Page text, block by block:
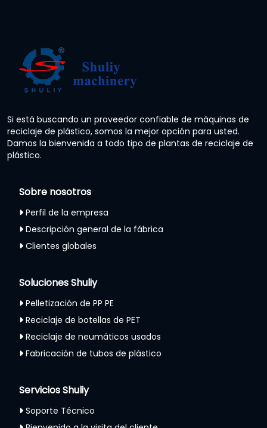
Si está buscando un proveedor confiable de máquinas de
reciclaje de plástico, somos la mejor opción para usted.
Damos la bienvenida a todo tipo de plantas de reciclaje de
plástico.
Sobre nosotros
Perfil de la empresa
Descripción general de la fábrica
Clientes globales
Soluciones Shuliy
Pelletización de PP PE
Reciclaje de botellas de PET
Reciclaje de neumáticos usados
Fabricación de tubos de plástico
Servicios Shuliy
Soporte Técnico